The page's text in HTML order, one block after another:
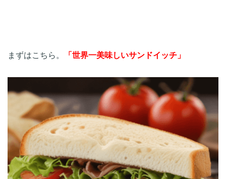
まずはこちら。 「世界一美味しいサンドイッチ」